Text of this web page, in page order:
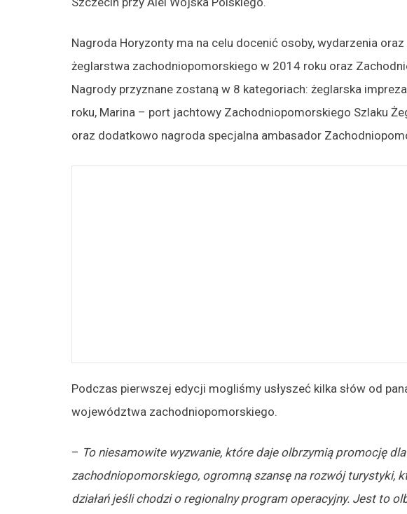
Nagroda Horyzonty ma na celu docenić osoby, wydarzenia
żeglarstwa zachodniopomorskiego w 2014 roku oraz
Nagrody przyznane zostaną w 8 kategoriach: żeglarska
roku, Marina – port jachtowy Zachodniopomorskiego Szlaku
oraz dodatkowo nagroda specjalna ambasador
Podczas pierwszej edycji mogliśmy usłyszeć kilka słów od
województwa zachodniopomorskiego.
– To niesamowite wyzwanie, które daje olbrzymią promocję
zachodniopomorskiego, ogromną szansę na rozwój turystyki,
działań jeśli chodzi o regionalny program operacyjny. Jest to